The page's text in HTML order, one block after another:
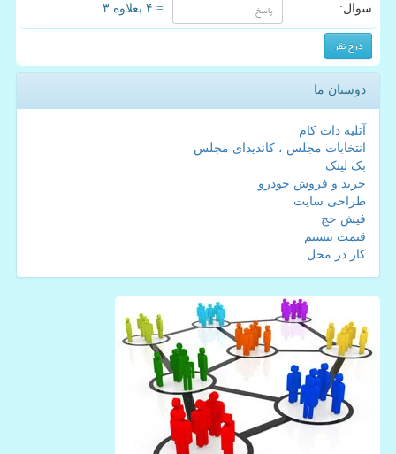
سوال: = ۴ بعلاوه ۳
دوستان ما
آتلیه دات کام
انتخابات مجلس ، کاندیدای مجلس
بک لینک
خرید و فروش خودرو
طراحی سایت
فیش حج
قیمت بیسیم
کار در محل